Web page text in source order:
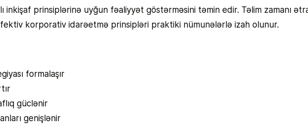
inkişaf prinsiplərinə uyğun fəaliyyət göstərməsini təmin edir. Təlim zamanı
korporativ idarəetmə prinsipləri praktiki nümunələrlə izah olunur.
formalaşır
güclənir
genişlənir